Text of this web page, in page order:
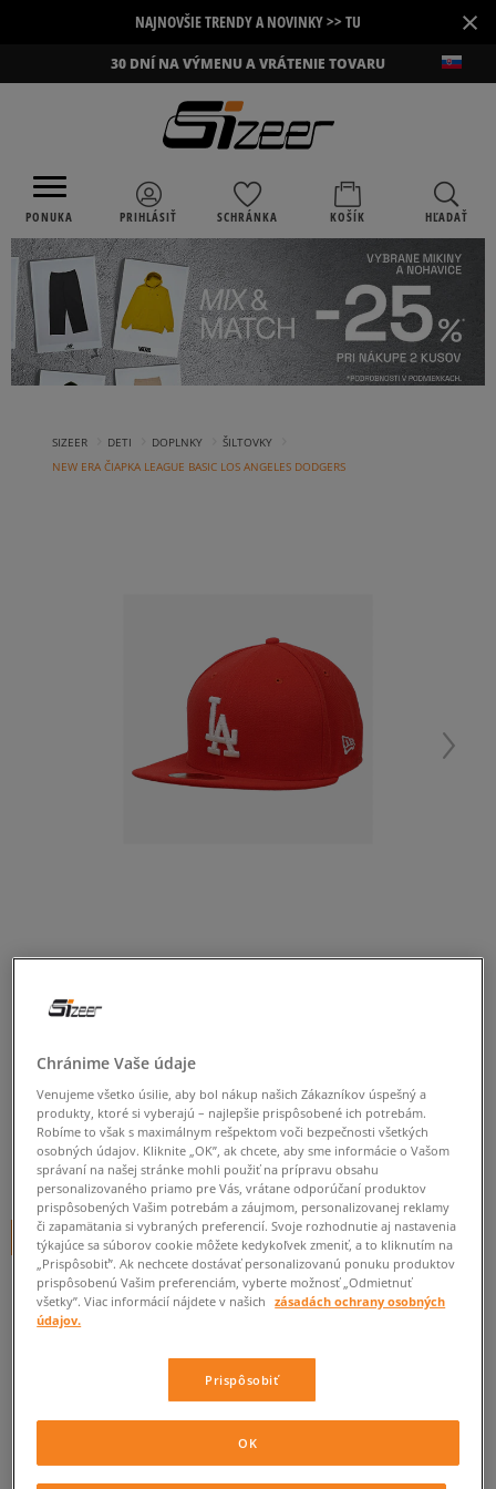
NAJNOVŠIE TRENDY A NOVINKY >> TU ×
30 DNÍ NA VÝMENU A VRÁTENIE TOVARU
PONUKA PRIHLÁSIŤ SCHRÁNKA KOŠÍK HĽADAŤ
SIZEER DETI DOPLNKY ŠILTOVKY
NEW ERA ČIAPKA LEAGUE BASIC LOS ANGELES DODGERS
NEW ERA ČIAPKA LEAGUE
BASIC LOS ANGELES DODGERS
unisex, šiltovky
0.0(0 )
34,95€cena s DPH
+ 35 BODOV V SIZEERCLUBE
Informujte ma o dostupnosti
Ak bude položka opäť dostupná, dostanete od nás oznámenie.
Vyberte veľkosť
ZISTIŤ DOSTUPNOSŤ V NAŠICH KAMENNÝCH PREDAJNIACH
Chránime Vaše údaje
Venujeme všetko úsilie, aby bol nákup našich Zákazníkov úspešný a
produkty, ktoré si vyberajú – najlepšie prispôsobené ich potrebám.
Robíme to však s maximálnym rešpektom voči bezpečnosti všetkých
osobných údajov. Kliknite „OK”, ak chcete, aby sme informácie o Vašom
správaní na našej stránke mohli použiť na prípravu obsahu
personalizovaného priamo pre Vás, vrátane odporúčaní produktov
prispôsobených Vašim potrebám a záujmom, personalizovanej reklamy
či zapamätania si vybraných preferencií. Svoje rozhodnutie aj nastavenia
týkajúce sa súborov cookie môžete kedykoľvek zmeniť, a to kliknutím na
„Prispôsobiť”. Ak nechcete dostávať personalizovanú ponuku produktov
prispôsobenú Vašim preferenciám, vyberte možnosť „Odmietnuť
všetky”. Viac informácií nájdete v našich
zásadách ochrany osobných
údajov.
Prispôsobiť
OK